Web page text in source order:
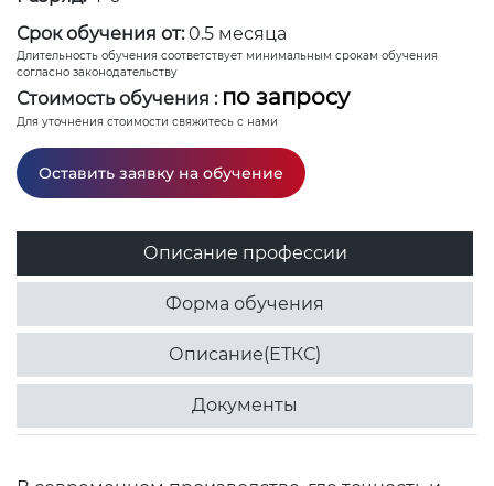
Срок обучения от: 0.5 месяца
Длительность обучения соответствует минимальным срокам обучения
согласно законодательству
Стоимость обучения : по запросу
Для уточнения стоимости свяжитесь с нами
Оставить заявку на обучение
Описание профессии
Форма обучения
Описание(ЕТКС)
Документы